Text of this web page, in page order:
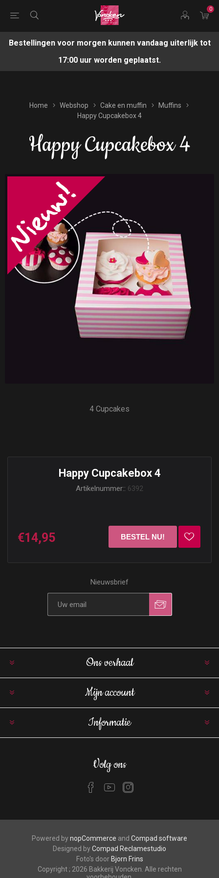
0
Bestellingen voor morgen kunnen vandaag uiterlijk tot
17:00 uur worden geplaatst.
Home Webshop Cake en muffin
Muffins
Happy Cupcakebox 4
Happy Cupcakebox 4
4 Cupcakes
Happy Cupcakebox 4
Artikelnummer:: 6392
€14,95
Nieuwsbrief
Ons verhaal
Mijn account
Informatie
Volg ons
Powered bynopCommerce and Compad software
Designed byCompad Reclamestudio
Foto's door Bjorn Frins
Copyright ; 2026 Bakkerij Voncken. Alle rechten